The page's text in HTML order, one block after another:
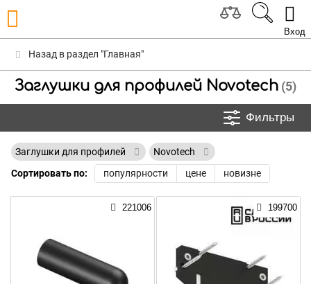
Вход
Назад в раздел "Главная"
Заглушки для профилей Novotech (5)
Фильтры
Заглушки для профилей
Novotech
Сортировать по:
популярности цене новизне
221006 199700